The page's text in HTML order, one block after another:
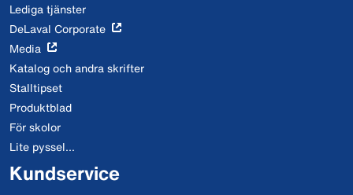
Lediga tjänster
DeLaval Corporate
Media
Katalog och andra skrifter
Stalltipset
Produktblad
För skolor
Lite pyssel...
Kundservice